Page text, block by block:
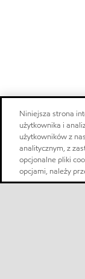
Niniejsza strona
użytkownika i
użytkowników z
analitycznym, z
opcjonalne pliki
opcjami, należy